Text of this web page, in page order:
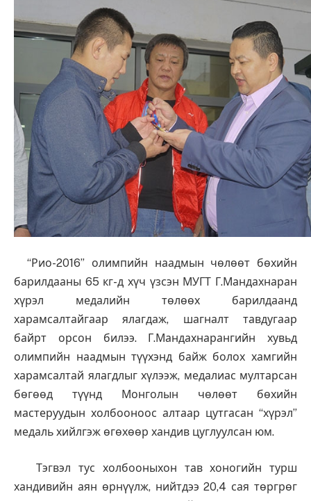
“Рио-2016” олимпийн наадмын чөлөөт бөхийн
барилдааны 65 кг-д хүч үзсэн МУГТ Г.Мандахнаран
хүрэл медалийн төлөөх барилдаанд
харамсалтайгаар ялагдаж, шагналт тавдугаар
байрт орсон билээ. Г.Мандахнарангийн хувьд
олимпийн наадмын түүхэнд байж болох хамгийн
харамсалтай ялагдлыг хүлээж, медалиас мултарсан
бөгөөд түүнд Монголын чөлөөт бөхийн
мастеруудын холбооноос алтаар цутгасан “хүрэл”
медаль хийлгэж өгөхөөр хандив цуглуулсан юм.
Тэгвэл тус холбооныхон тав хоногийн турш
хандивийн аян өрнүүлж, нийтдээ 20,4 сая төргрөг